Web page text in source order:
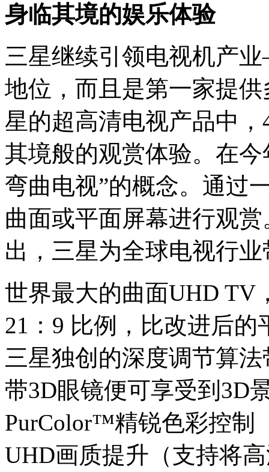
身临其境的娱乐体验
三星继续引领电视机产
地位，而且是第一家提
星的超高清电视产品中
其境般的观赏体验。在
弯曲电视”的概念。通过
曲面或平面屏幕进行观
出，三星为全球电视行
世界最大的曲面UHD TV
21：9 比例，比改进后
三星独创的深度调节算
带3D眼镜便可享受到3D
PurColor™精锐色彩控制
UHD画质提升（支持将